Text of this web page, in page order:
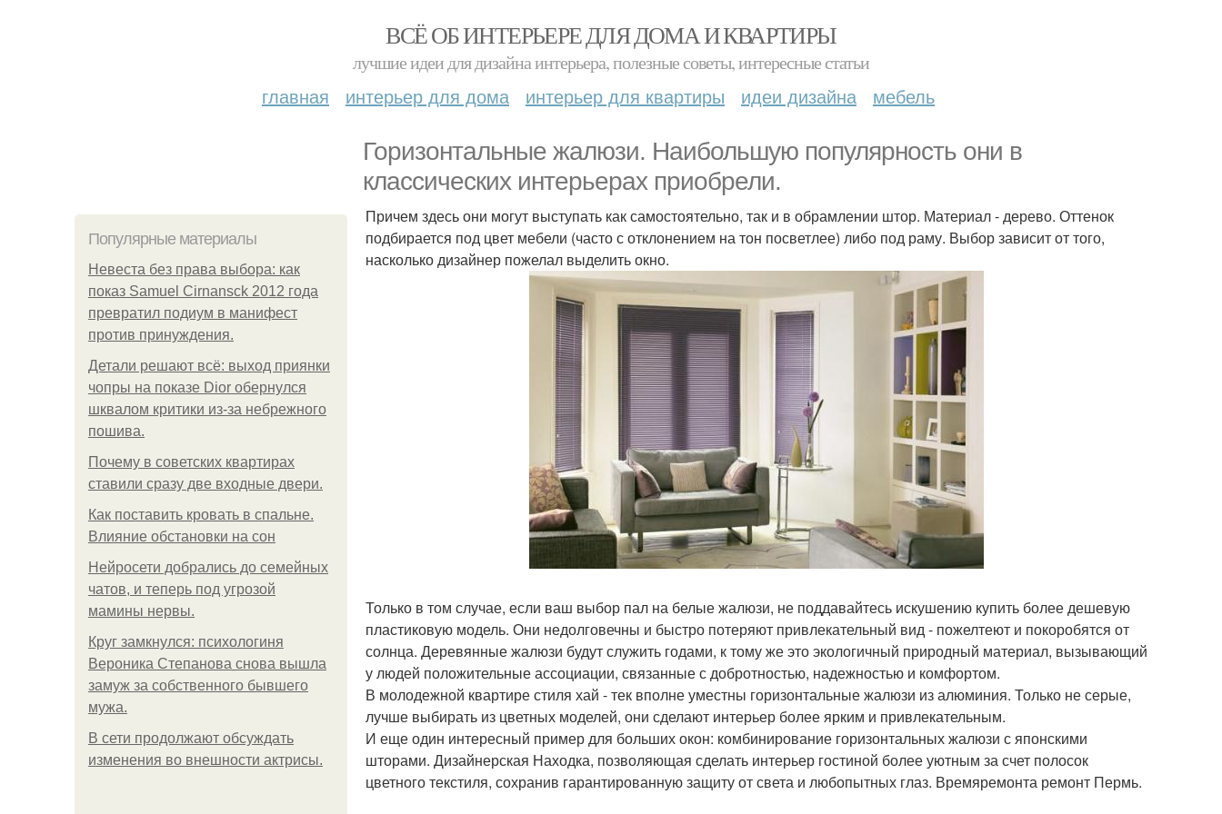
ВСЁ ОБ ИНТЕРЬЕРЕ ДЛЯ ДОМА И КВАРТИРЫ
лучшие идеи для дизайна интерьера, полезные советы, интересные статьи
главная интерьер для дома интерьер для квартиры идеи дизайна мебель
Горизонтальные жалюзи. Наибольшую популярность они в
классических интерьерах приобрели.
Популярные материалы
Невеста без права выбора: как
показ Samuel Cirnansck 2012 года
превратил подиум в манифест
против принуждения.
Детали решают всё: выход приянки
чопры на показе Dior обернулся
шквалом критики из-за небрежного
пошива.
Почему в советских квартирах
ставили сразу две входные двери.
Как поставить кровать в спальне.
Влияние обстановки на сон
Нейросети добрались до семейных
чатов, и теперь под угрозой
мамины нервы.
Круг замкнулся: психологиня
Вероника Степанова снова вышла
замуж за собственного бывшего
мужа.
В сети продолжают обсуждать
изменения во внешности актрисы.
Причем здесь они могут выступать как самостоятельно, так и в обрамлении штор. Материал - дерево. Оттенок
подбирается под цвет мебели (часто с отклонением на тон посветлее) либо под раму. Выбор зависит от того,
насколько дизайнер пожелал выделить окно.
Только в том случае, если ваш выбор пал на белые жалюзи, не поддавайтесь искушению купить более дешевую
пластиковую модель. Они недолговечны и быстро потеряют привлекательный вид - пожелтеют и покоробятся от
солнца. Деревянные жалюзи будут служить годами, к тому же это экологичный природный материал, вызывающий
у людей положительные ассоциации, связанные с добротностью, надежностью и комфортом.
В молодежной квартире стиля хай - тек вполне уместны горизонтальные жалюзи из алюминия. Только не серые,
лучше выбирать из цветных моделей, они сделают интерьер более ярким и привлекательным.
И еще один интересный пример для больших окон: комбинирование горизонтальных жалюзи с японскими
шторами. Дизайнерская Находка, позволяющая сделать интерьер гостиной более уютным за счет полосок
цветного текстиля, сохранив гарантированную защиту от света и любопытных глаз. Времяремонта ремонт Пермь.